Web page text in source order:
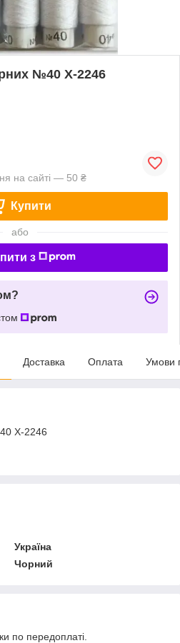
№40 X-2246
на сайті — 50 ₴
Купити
або
з
Доставка Оплата Умови
X-2246
Україна
Чорний
по передоплаті.